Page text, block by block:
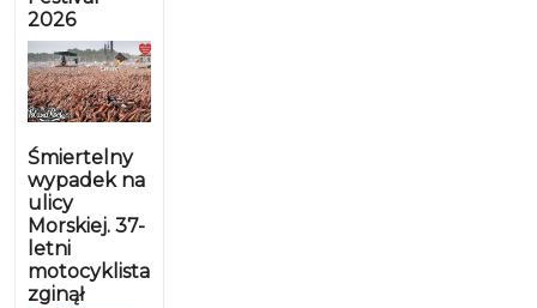
2026
Śmiertelny
wypadek na
ulicy
Morskiej. 37-
letni
motocyklista
zginął